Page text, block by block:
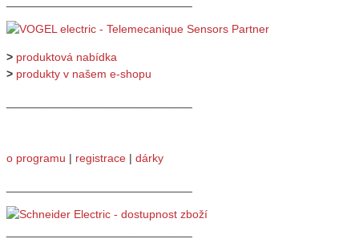
> produktová nabídka
> produkty v našem e-shopu
o programu | registrace | dárky